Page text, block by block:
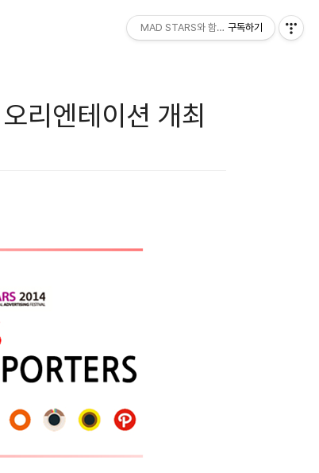
리엔테이션 개최
MAD STARS와 함께하세요!
구독하기